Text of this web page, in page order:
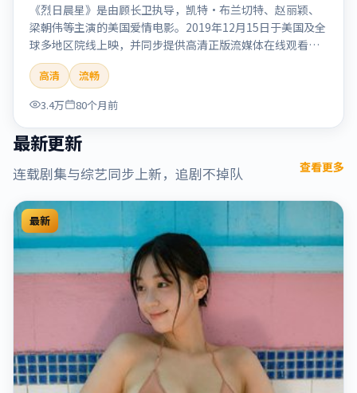
《烈日晨星》是由顾长卫执导，凯特·布兰切特、赵丽颖、
梁朝伟等主演的美国爱情电影。2019年12月15日于美国及全
球多地区院线上映，并同步提供高清正版流媒体在线观看。
剧情与看点：情感细腻动人，人物关系真实可信，适合喜欢
温情叙事的观众。本片适合检索「烈日晨星」「顾长卫」
「爱情」「美国」「2019」「2019-12-15上映」等关键词的
影迷阅读简介与主创信息。
高清
流畅
3.4万
80个月前
最新更新
连载剧集与综艺同步上新，追剧不掉队 查看更多
最新